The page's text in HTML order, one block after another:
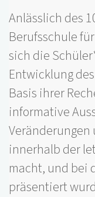
Anlässlich des
Berufsschule
sich die
Entwicklung
Basis ihrer
informative
Veränderungen
innerhalb der
macht, und bei
präsentiert